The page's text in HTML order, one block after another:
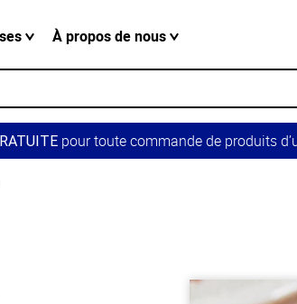
À propos de nous
pour toute commande de produits